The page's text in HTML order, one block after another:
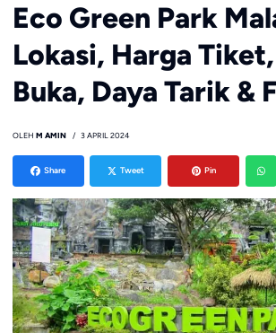
Eco Green Park
Lokasi, Harga
Buka, Daya Tarik &
OLEH M AMIN 3 APRIL 2024
Share Tweet Pin